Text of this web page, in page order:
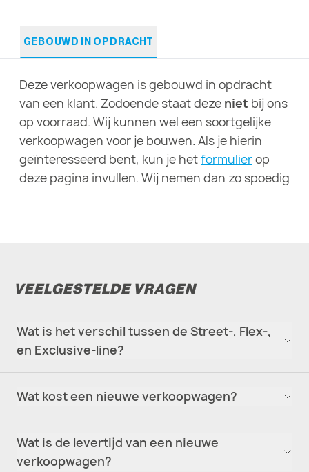
GEBOUWD IN OPDRACHT
Deze verkoopwagen is gebouwd in opdracht
van een klant. Zodoende staat deze niet bij ons
op voorraad. Wij kunnen wel een soortgelijke
verkoopwagen voor je bouwen. Als je hierin
geïnteresseerd bent, kun je hetformulierop
deze pagina invullen. Wij nemen dan zo spoedig
VEELGESTELDE VRAGEN
Wat is het verschil tussen de Street-, Flex-,
en Exclusive-line?
Wat kost een nieuwe verkoopwagen?
Wat is de levertijd van een nieuwe
verkoopwagen?